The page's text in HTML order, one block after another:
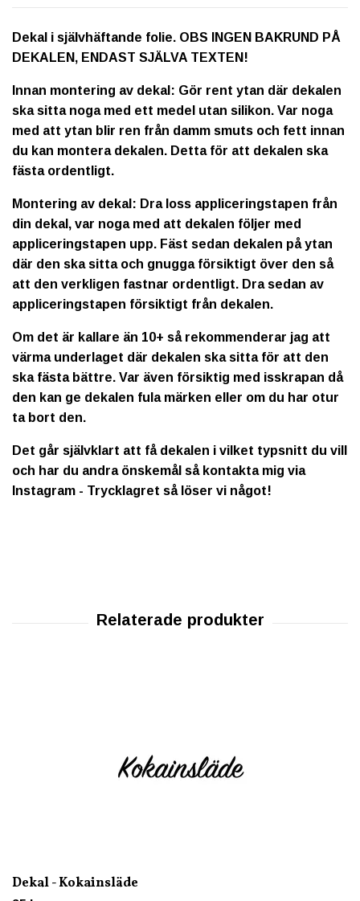
Dekal i självhäftande folie. OBS INGEN BAKRUND PÅ
DEKALEN, ENDAST SJÄLVA TEXTEN!
Innan montering av dekal: Gör rent ytan där dekalen
ska sitta noga med ett medel utan silikon. Var noga
med att ytan blir ren från damm smuts och fett innan
du kan montera dekalen. Detta för att dekalen ska
fästa ordentligt.
Montering av dekal: Dra loss appliceringstapen från
din dekal, var noga med att dekalen följer med
appliceringstapen upp. Fäst sedan dekalen på ytan
där den ska sitta och gnugga försiktigt över den så
att den verkligen fastnar ordentligt. Dra sedan av
appliceringstapen försiktigt från dekalen.
Om det är kallare än 10+ så rekommenderar jag att
värma underlaget där dekalen ska sitta för att den
ska fästa bättre. Var även försiktig med isskrapan då
den kan ge dekalen fula märken eller om du har otur
ta bort den.
Det går självklart att få dekalen i vilket typsnitt du vill
och har du andra önskemål så kontakta mig via
Instagram - Trycklagret så löser vi något!
Dekal - Kokainsläde